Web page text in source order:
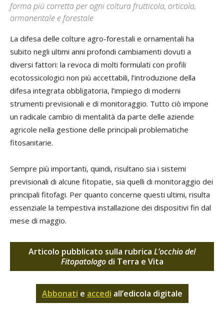
forma più corretta per ogni coltura frutticola, orticola,
ormanentale e forestale
La difesa delle colture agro-forestali e ornamentali ha
subito negli ultimi anni profondi cambiamenti dovuti a
diversi fattori: la revoca di molti formulati con profili
ecotossicologici non più accettabili, l’introduzione della
difesa integrata obbligatoria, l’impiego di moderni
strumenti previsionali e di monitoraggio. Tutto ciò impone
un radicale cambio di mentalità da parte delle aziende
agricole nella gestione delle principali problematiche
fitosanitarie.
Sempre più importanti, quindi, risultano sia i sistemi
previsionali di alcune fitopatie, sia quelli di monitoraggio dei
principali fitofagi. Per quanto concerne questi ultimi, risulta
essenziale la tempestiva installazione dei dispositivi fin dal
mese di maggio.
Articolo pubblicato sulla rubrica L’occhio del
Fitopatologodi Terra e Vita
Abbonati e accedi all’edicola digitale